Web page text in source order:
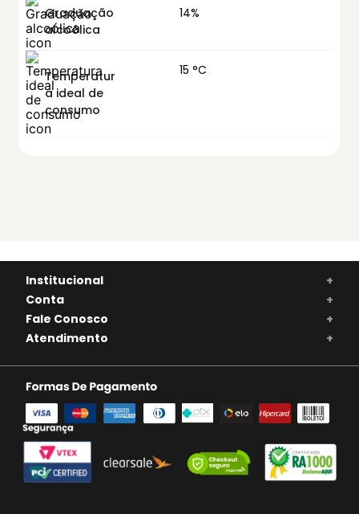
Graduação
alcoólica
14%
Temperatur
a ideal de
consumo
15 °C
Institucional
+
Conta
+
Fale Conosco
+
Atendimento
+